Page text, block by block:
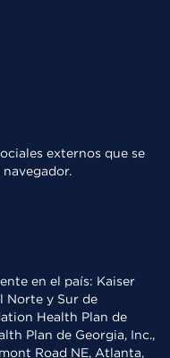
externos que se
en el país: Kaiser
Norte y Sur de
Health Plan de
Plan de Georgia, Inc.,
Road NE, Atlanta,